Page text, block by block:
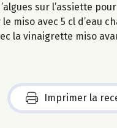
sur l’assiette
miso avec 5 cl d’eau
la vinaigrette miso
Imprimer la